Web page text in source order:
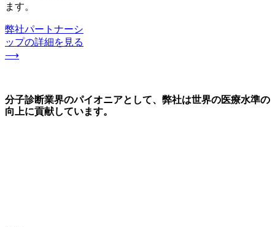
ます。
弊社パートナーシ
ップの詳細を見る
⟶
分子診断業界のパイオニアとして、弊社は世界の医療水準の
向上に貢献しています。